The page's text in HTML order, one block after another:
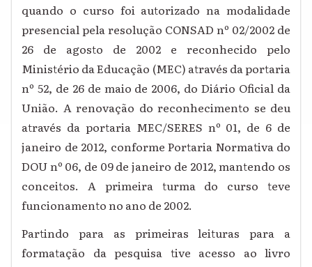
quando o curso foi autorizado na modalidade
presencial pela resolução CONSAD nº 02/2002 de
26 de agosto de 2002 e reconhecido pelo
Ministério da Educação (MEC) através da portaria
nº 52, de 26 de maio de 2006, do Diário Oficial da
União. A renovação do reconhecimento se deu
através da portaria MEC/SERES nº 01, de 6 de
janeiro de 2012, conforme Portaria Normativa do
DOU nº 06, de 09 de janeiro de 2012, mantendo os
conceitos. A primeira turma do curso teve
funcionamento no ano de 2002.
Partindo para as primeiras leituras para a
formatação da pesquisa tive acesso ao livro